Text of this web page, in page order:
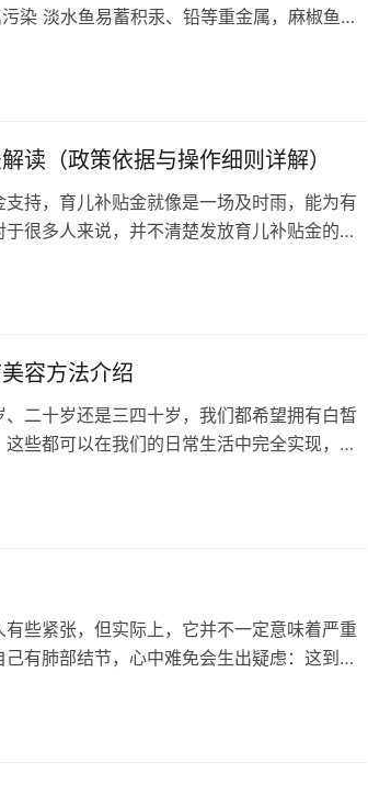
染 淡水鱼易蓄积汞、铅等重金属，麻椒鱼多
读（政策依据与操作细则详解）
持，育儿补贴金就像是一场及时雨，能为有
很多人来说，并不清楚发放育儿补贴金的具
容方法介绍
二十岁还是三四十岁，我们都希望拥有白皙
些都可以在我们的日常生活中完全实现，而
些紧张，但实际上，它并不一定意味着严重
有肺部结节，心中难免会生出疑虑：这到底